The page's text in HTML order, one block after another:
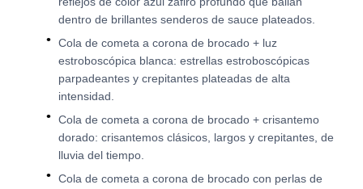
dentro de brillantes senderos de sauce plateados.
Cola de cometa a corona de brocado + luz
estroboscópica blanca: estrellas estroboscópicas
parpadeantes y crepitantes plateadas de alta
intensidad.
Cola de cometa a corona de brocado + crisantemo
dorado: crisantemos clásicos, largos y crepitantes, de
lluvia del tiempo.
Cola de cometa a corona de brocado con perlas de